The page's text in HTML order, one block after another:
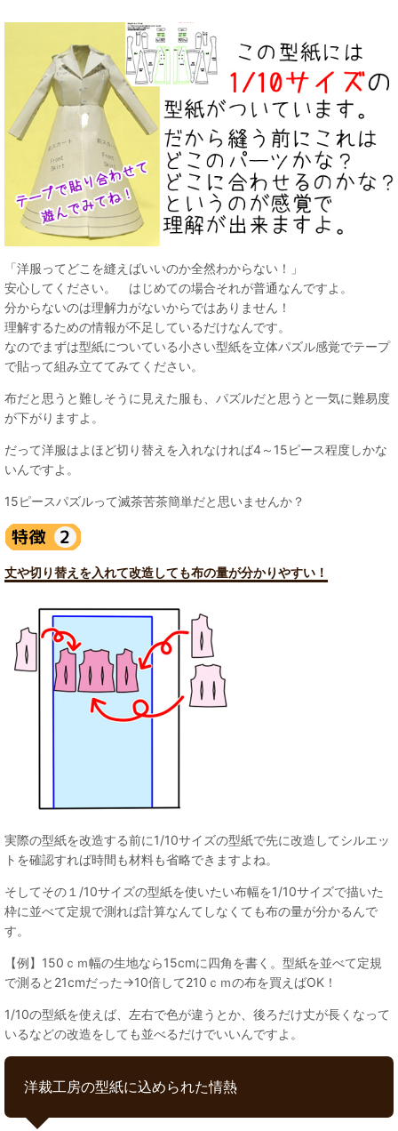
「洋服ってどこを縫えばいいのか全然わからない！」
安心してください。 はじめての場合それが普通なんですよ。
分からないのは理解力がないからではありません！
理解するための情報が不足しているだけなんです。
なのでまずは型紙についている小さい型紙を立体パズル感覚でテープ
で貼って組み立ててみてください。
布だと思うと難しそうに見えた服も、パズルだと思うと一気に難易度
が下がりますよ。
だって洋服はよほど切り替えを入れなければ4～15ピース程度しかな
いんですよ。
15ピースパズルって滅茶苦茶簡単だと思いませんか？
丈や切り替えを入れて改造しても布の量が分かりやすい！
実際の型紙を改造する前に1/10サイズの型紙で先に改造してシルエッ
トを確認すれば時間も材料も省略できますよね。
そしてその１/10サイズの型紙を使いたい布幅を1/10サイズで描いた
枠に並べて定規で測れば計算なんてしなくても布の量が分かるんで
す。
【例】150ｃｍ幅の生地なら15cmに四角を書く。型紙を並べて定規
で測ると21cmだった→10倍して210ｃｍの布を買えばOK！
1/10の型紙を使えば、左右で色が違うとか、後ろだけ丈が長くなって
いるなどの改造をしても並べるだけでいいんですよ。
洋裁工房の型紙に込められた情熱